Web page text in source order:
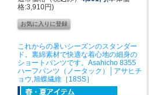
格:3,910円)
これからの暑いシーズンのスタンダー
ド。裏綿素材で快適な着心地の細身の
ショートパンツです。 Asahicho 8355
ハーフパンツ（ノータック）│アサヒチ
ョウ,旭蝶繊維［18SS］